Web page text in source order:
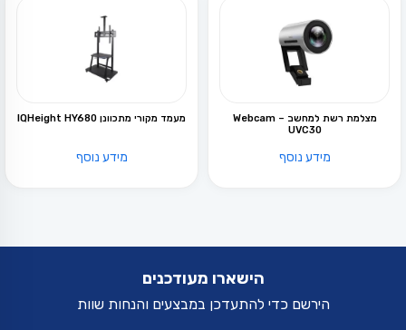
מצלמת רשת למחשב Webcam –
UVC30
מידע נוסף
מעמד מקורי מתכוונן IQHeight HY680
מידע נוסף
הישארו מעודכנים
הירשם כדי להתעדכן במבצעים והנחות שוות